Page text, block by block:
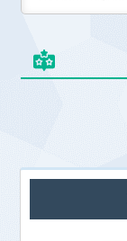
Sidebar
chính